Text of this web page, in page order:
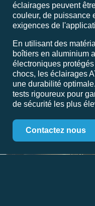
éclairages peuvent
couleur, de puissance
exigences de
En utilisant des
boîtiers en aluminium
électroniques
chocs, les éclairages
une durabilité
tests rigoureux pour
de sécurité les plus
Contactez nous